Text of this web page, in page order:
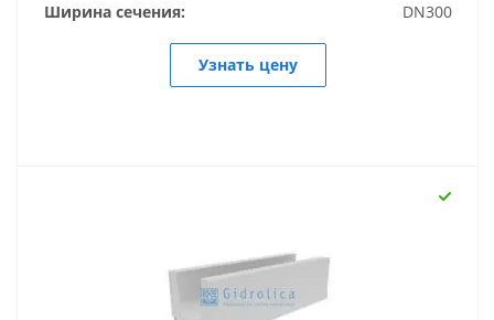
Ширина сечения:
DN300
Узнать цену